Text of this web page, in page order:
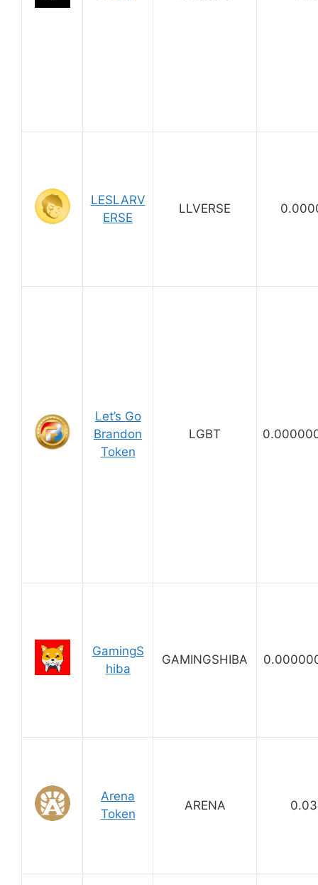
LESLARV
ERSE
LLVERSE
Let’s Go
Brandon
Token
LGBT
GamingS
hiba
GAMINGSHIBA
Arena
Token
ARENA